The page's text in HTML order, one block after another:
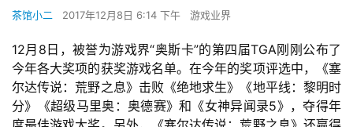
茶馆小二 2017年12月8日 6:14 下午 游戏业界
12月8日，被誉为游戏界“奥斯卡”的第四届TGA刚刚公布了
今年各大奖项的获奖游戏名单。在今年的奖项评选中，《塞
尔达传说：荒野之息》击败《绝地求生》《地平线：黎明时
分》《超级马里奥：奥德赛》和《女神异闻录5》，夺得年